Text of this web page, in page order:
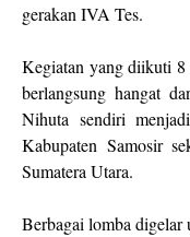
gerakan IVA Tes.
Kegiatan yang diikuti 8
berlangsung hangat
Nihuta sendiri
Kabupaten Samosir
Sumatera Utara.
Berbagai lomba digelar